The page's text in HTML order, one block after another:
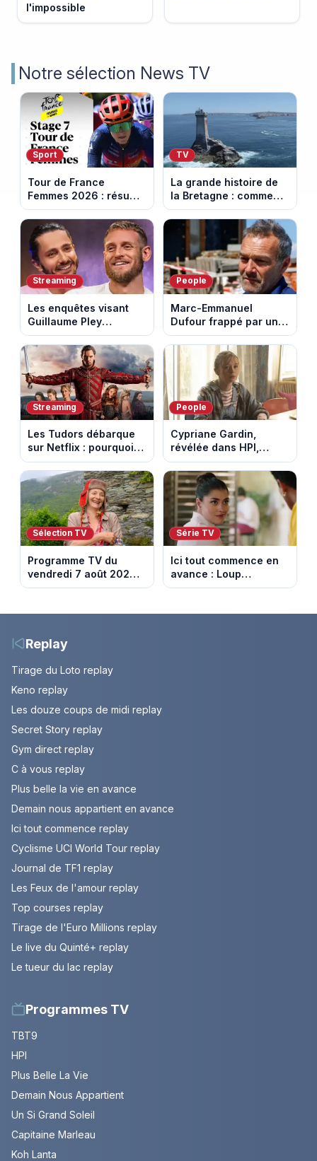
l'impossible
Notre sélection News TV
Sport
Tour de France
Femmes 2026 : résumé
vidéo de la 7e étape
avec l'ascension du
Mont Ventoux
TV
La grande histoire de
la Bretagne : comment
les Bretons ont
défendu leur culture
au fil des décennies
Streaming
Les enquêtes visant
Guillaume Pley
poussent Ragnar Le
Breton à quitter la
tournée Legend
People
Marc-Emmanuel
Dufour frappé par un
terrible incendie : son
chalet part en fumée
Streaming
Les Tudors débarque
sur Netflix : pourquoi la
série n’a rien perdu de
son pouvoir
People
Cypriane Gardin,
révélée dans HPI,
lance une cagnotte
après des difficultés
financières
Sélection TV
Programme TV du
vendredi 7 août 2026 :
notre sélection pour
Série TV
Ici tout commence en
avance : Loup
découvre la trahison
10 août 2026 (spoiler)
Replay
Tirage du Loto replay
Keno replay
Les douze coups de midi replay
Secret Story replay
Gym direct replay
C à vous replay
Plus belle la vie en avance
Demain nous appartient en avance
Ici tout commence replay
Cyclisme UCI World Tour replay
Journal de TF1 replay
Les Feux de l'amour replay
Top courses replay
Tirage de l'Euro Millions replay
Le live du Quinté+ replay
Le tueur du lac replay
Programmes TV
TBT9
HPI
Plus Belle La Vie
Demain Nous Appartient
Un Si Grand Soleil
Capitaine Marleau
Koh Lanta